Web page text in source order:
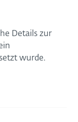
Details zur
wurde.